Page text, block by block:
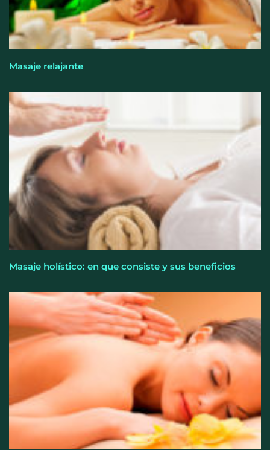
Perfumería Laura incorpora Nasomatto a su
selección de perfumería nicho
Masaje relajante
Masaje holístico: en que consiste y sus beneficios